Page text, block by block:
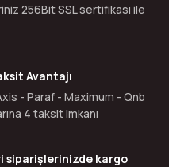
256Bit SSL sertifikası ile
Avantajı
- Paraf - Maximum - Qnb
4 taksit imkanı
siparişlerinizde kargo